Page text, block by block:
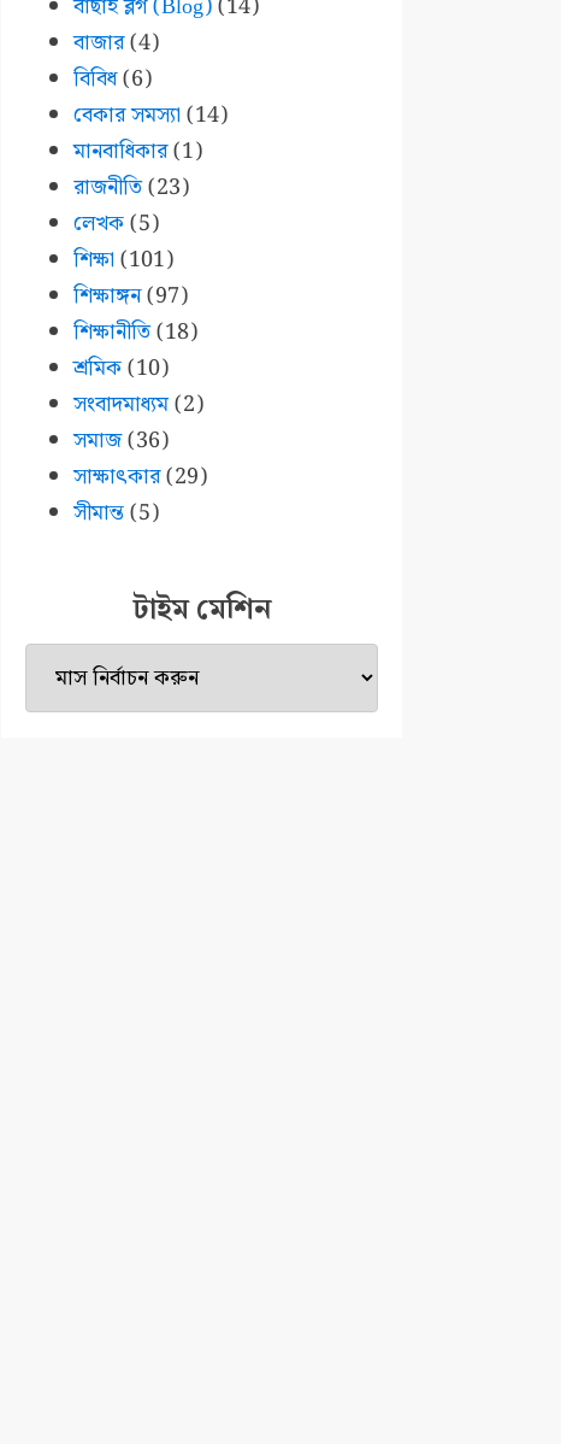
বাজার(4)
বিবিধ(6)
বেকার সমস্যা (14)
মানবাধিকার(1)
রাজনীতি(23)
লেখক(5)
শিক্ষা (101)
শিক্ষাঙ্গন(97)
শিক্ষানীতি(18)
শ্রমিক(10)
সংবাদমাধ্যম(2)
সমাজ(36)
সাক্ষাৎকার(29)
সীমান্ত(5)
টাইম মেশিন
টাইম
মেশিন